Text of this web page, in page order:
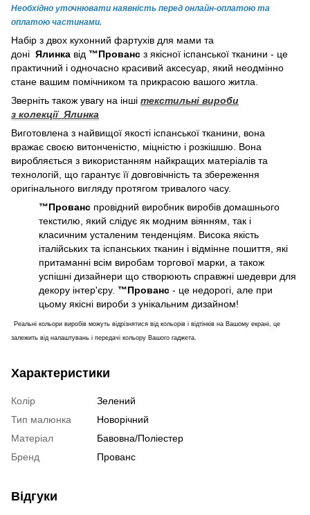
Необхідно уточнювати наявність перед онлайн-оплатою та
оплатою частинами.
Набір з двох кухонний фартухів для мами та
доні Ялинка від ™Прованс з якісної іспанської тканини - це
практичний і одночасно красивий аксесуар, який неодмінно
стане вашим помічником та прикрасою вашого житла.
Зверніть також увагу на інші текстильні вироби
з колекції Ялинка
Виготовлена з найвищої якості іспанської тканини, вона
вражає своєю витонченістю, міцністю і розкішшю. Вона
виробляється з використанням найкращих матеріалів та
технологій, що гарантує її довговічність та збереження
оригінального вигляду протягом тривалого часу.
™Прованс провідний виробник виробів домашнього
текстилю, який слідує як модним віянням, так і
класичним усталеним тенденціям. Висока якість
італійських та іспанських тканин і відмінне пошиття, які
притаманні всім виробам торгової марки, а також
успішні дизайнери що створюють справжні шедеври для
декору інтер'єру. ™Прованс - це недорогі, але при
цьому якісні вироби з унікальним дизайном!
Реальні кольори виробів можуть відрізнятися від кольорів і відтінків на Вашому екрані, це
залежить від налаштувань і передачі кольору Вашого гаджета.
Характеристики
Колір
Зелений
Тип малюнка
Новорічний
Матеріал
Бавовна/Поліестер
Бренд
Прованс
Відгуки